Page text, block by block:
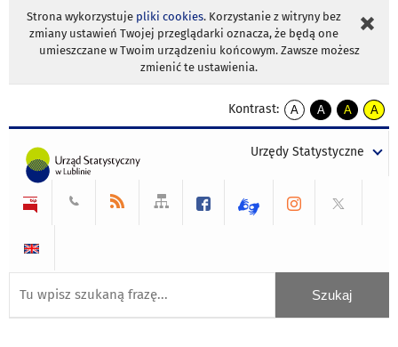
Strona wykorzystuje pliki cookies. Korzystanie z witryny bez
zmiany ustawień Twojej przeglądarki oznacza, że będą one
umieszczane w Twoim urządzeniu końcowym. Zawsze możesz
zmienić te ustawienia.
Kontrast:
A
kontrast
A
kontrast
tekst
czarnym
A
kontrast
tekst
czarnym
A
tekst
żółtym
Urzędy Statystyczne